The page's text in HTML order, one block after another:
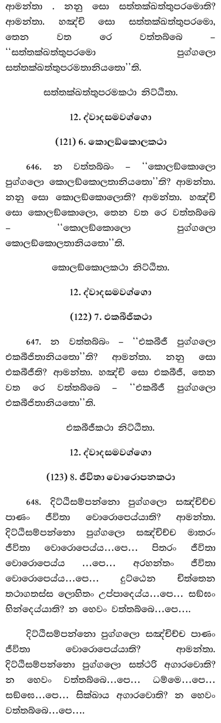
ආමන්තා . නනු සො සත්තක්ඛත්තුපරමොති?
ආමන්තා. හඤ්චි සො සත්තක්ඛත්තුපරමො,
තෙන වත රෙ වත්තබ්බෙ –
‘‘සත්තක්ඛත්තුපරමො පුග්ගලො
සත්තක්ඛත්තුපරමතානියතො’’ති.
සත්තක්ඛත්තුපරමකථා නිට්ඨිතා.
12. ද්වාදසමවග්ගො
(121) 6. කොලඞ්කොලකථා
646. නවත්තබ්බං – ‘‘කොලඞ්කොලො
පුග්ගලො කොලඞ්කොලතානියතො’’ති? ආමන්තා.
නනු සො කොලඞ්කොලොති? ආමන්තා. හඤ්චි
සො කොලඞ්කොලො, තෙන වත රෙ වත්තබ්බෙ
– ‘‘කොලඞ්කොලො පුග්ගලො
කොලඞ්කොලතානියතො’’ති.
කොලඞ්කොලකථා නිට්ඨිතා.
12. ද්වාදසමවග්ගො
(122) 7. එකබීජීකථා
647. න වත්තබ්බං – ‘‘එකබීජී පුග්ගලො
එකබීජිතානියතො’’ති? ආමන්තා. නනු සො
එකබීජීති? ආමන්තා. හඤ්චි සො එකබීජී, තෙන
වත රෙ වත්තබ්බෙ – ‘‘එකබීජී පුග්ගලො
එකබීජිතානියතො’’ති.
එකබීජීකථා නිට්ඨිතා.
12. ද්වාදසමවග්ගො
(123) 8. ජීවිතා වොරොපනකථා
648. දිට්ඨිසම්පන්නො පුග්ගලො සඤ්චිච්ච
පාණං ජීවිතා වොරොපෙය්යාති? ආමන්තා.
දිට්ඨිසම්පන්නො පුග්ගලො සඤ්චිච්ච මාතරං
ජීවිතා වොරොපෙය්ය…පෙ… පිතරං ජීවිතා
වොරොපෙය්ය …පෙ… අරහන්තං ජීවිතා
වොරොපෙය්ය…පෙ… දුට්ඨෙන චිත්තෙන
තථාගතස්ස ලොහිතං උප්පාදෙය්ය…පෙ… සඞ්ඝං
භින්දෙය්යාති? නහෙවං වත්තබ්බෙ…පෙ….
දිට්ඨිසම්පන්නො පුග්ගලො සඤ්චිච්ච පාණං
ජීවිතා වොරොපෙය්යාති? ආමන්තා.
දිට්ඨිසම්පන්නො පුග්ගලො සත්ථරි අගාරවොති?
න හෙවං වත්තබ්බෙ…පෙ… ධම්මෙ…පෙ…
සඞ්ඝෙ…පෙ… සික්ඛාය අගාරවොති? න හෙවං
වත්තබ්බෙ…පෙ….